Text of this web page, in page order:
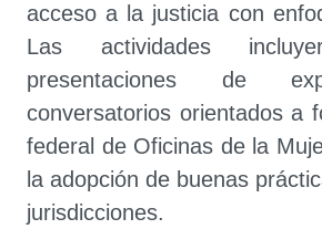
acceso a la justicia con
Las actividades
presentaciones de
conversatorios orientados a
federal de Oficinas de la
la adopción de buenas
jurisdicciones.